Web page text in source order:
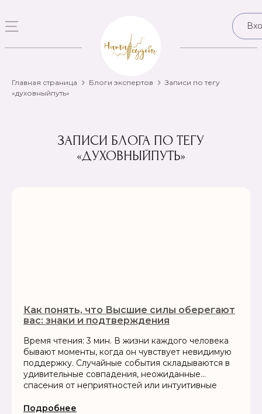
Главная страница Блоги экспертов
Записи по тегу
«духовныйпуть»
ЗАПИСИ БЛОГА ПО ТЕГУ
«ДУХОВНЫЙПУТЬ»
Как понять, что Высшие силы оберегают
вас: знаки и подтверждения
Время чтения: 3 мин. В жизни каждого человека
бывают моменты, когда он чувствует невидимую
поддержку. Случайные события складываются в
удивительные совпадения, неожиданные
спасения от неприятностей или интуитивные
результату....
Подробнее